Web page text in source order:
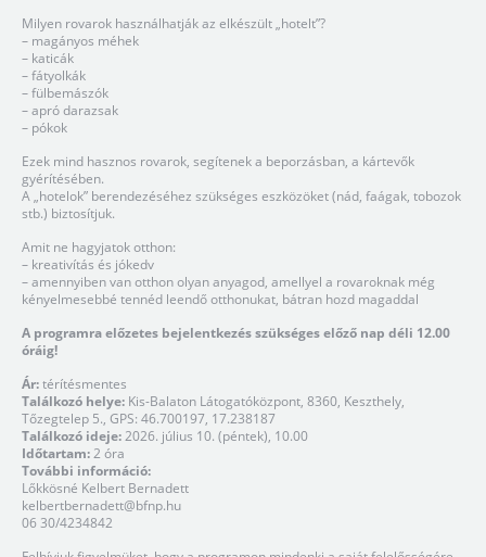
Milyen rovarok használhatják az elkészült „hotelt”?
– magányos méhek
– katicák
– fátyolkák
– fülbemászók
– apró darazsak
– pókok
Ezek mind hasznos rovarok, segítenek a beporzásban, a kártevők
gyérítésében.
A „hotelok” berendezéséhez szükséges eszközöket (nád, faágak, tobozok
stb.) biztosítjuk.
Amit ne hagyjatok otthon:
– kreativítás és jókedv
– amennyiben van otthon olyan anyagod, amellyel a rovaroknak még
kényelmesebbé tennéd leendő otthonukat, bátran hozd magaddal
A programra előzetes bejelentkezés szükséges előző nap déli 12.00
óráig!
Ár:térítésmentes
Találkozó helye: Kis-Balaton Látogatóközpont, 8360, Keszthely,
Tőzegtelep 5., GPS: 46.700197, 17.238187
Találkozó ideje:2026. július 10. (péntek), 10.00
Időtartam:2 óra
További információ:
Lőkkösné Kelbert Bernadett
kelbertbernadett@bfnp.hu
06 30/4234842